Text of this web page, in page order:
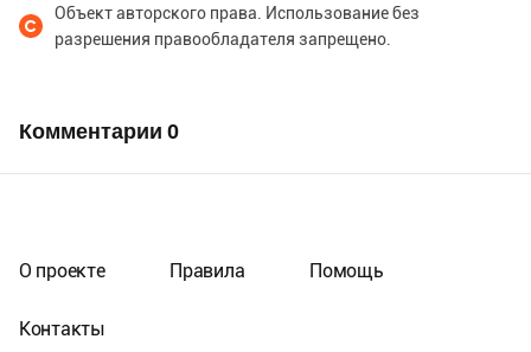
Объект авторского права. Использование без
разрешения правообладателя запрещено.
Комментарии 0
О проекте Правила Помощь
Контакты